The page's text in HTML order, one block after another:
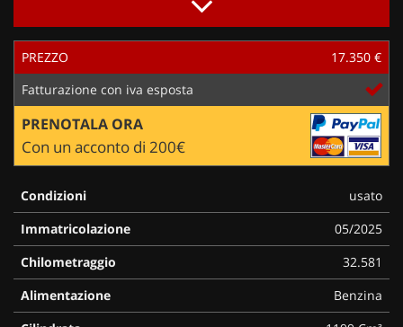
PREZZO
17.350 €
Fatturazione con iva esposta
PRENOTALA ORA
Con un acconto di 200€
Condizioni
usato
Immatricolazione
05/2025
Chilometraggio
32.581
Alimentazione
Benzina